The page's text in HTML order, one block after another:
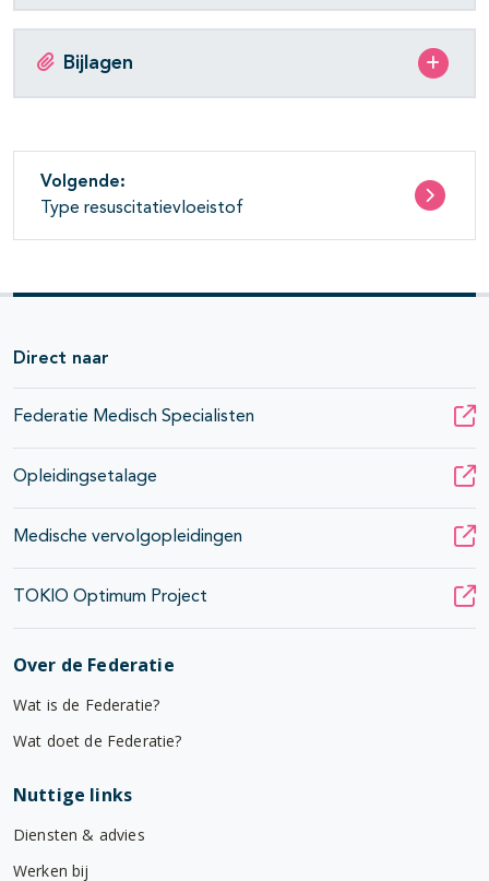
Bijlagen
Volgende:
Type resuscitatievloeistof
Direct naar
Federatie Medisch Specialisten
Opleidingsetalage
Medische vervolgopleidingen
TOKIO Optimum Project
Over de Federatie
Wat is de Federatie?
Wat doet de Federatie?
Nuttige links
Diensten & advies
Werken bij